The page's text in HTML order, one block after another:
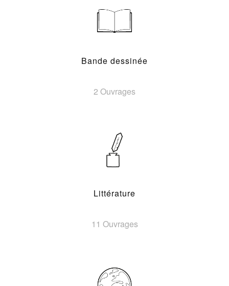
Bande dessinée
2 Ouvrages
Littérature
11 Ouvrages